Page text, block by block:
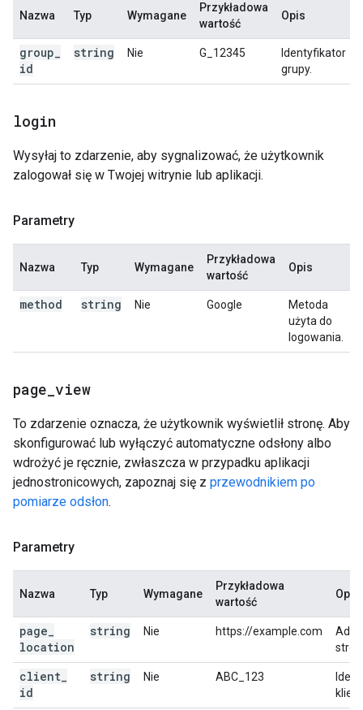
Nazwa Typ Wymagane
Przykładowa
wartość
Opis
group
id
string Nie G_12345
Identyfikator
grupy.
login
Wysyłaj to zdarzenie, aby sygnalizować, że użytkownik
zalogował się w Twojej witrynie lub aplikacji.
Parametry
Nazwa Typ Wymagane
Przykładowa
wartość
Opis
method string Nie Google
Metoda
użyta do
logowania.
page view
To zdarzenie oznacza, że użytkownik wyświetlił stronę. Aby
skonfigurować lub wyłączyć automatyczne odsłony albo
wdrożyć je ręcznie, zwłaszcza w przypadku aplikacji
jednostronicowych, zapoznaj się z przewodnikiem po
pomiarze odsłon.
Parametry
Nazwa Typ Wymagane
Przykładowa
wartość
Opis
page
location
string Nie https://example.com
client
id
string Nie ABC_123